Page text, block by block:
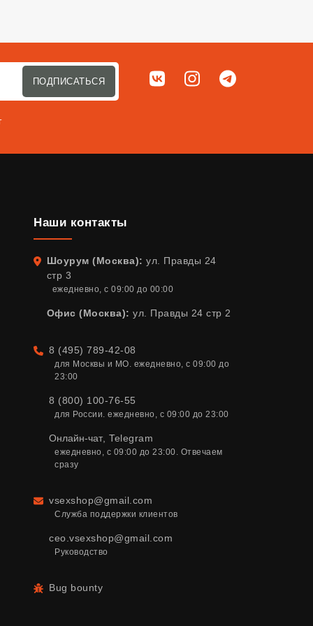
ПОДПИСАТЬСЯ Мы в соц. сетях
ВКонтактеInstagramTelegram
Наши контакты
Адрес
Шоурум (Москва): ул. Правды 24
стр 3
ежедневно, с 09:00 до 00:00
Офис (Москва): ул. Правды 24 стр 2
Телефон
8 (495) 789-42-08
для Москвы и МО. ежедневно, с 09:00 до
23:00
8 (800) 100-76-55
для России. ежедневно, с 09:00 до 23:00
Онлайн-чат,Telegram
ежедневно, с 09:00 до 23:00. Отвечаем
сразу
Email
vsexshop@gmail.com
Служба поддержки клиентов
ceo.vsexshop@gmail.com
Руководство
Bug bounty